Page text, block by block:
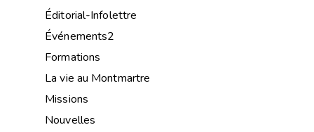
Éditorial-Infolettre
Événements2
Formations
La vie au Montmartre
Missions
Nouvelles